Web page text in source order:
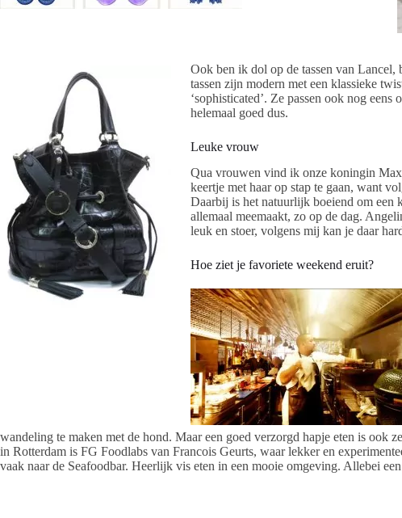
Ook ben ik dol op de tassen van
tassen zijn modern met een klassieke
‘sophisticated’. Ze passen ook nog
helemaal goed dus.
Leuke vrouw
Qua vrouwen vind ik onze koningin
keertje met haar op stap te gaan, want
Daarbij is het natuurlijk boeiend om een
allemaal meemaakt, zo op de dag.
leuk en stoer, volgens mij kan je daar
Hoe ziet je favoriete weekend eruit?
wandeling te maken met de hond. Maar een goed verzorgd hapje eten is ook
in Rotterdam is FG Foodlabs van Francois Geurts, waar lekker en
vaak naar de Seafoodbar. Heerlijk vis eten in een mooie omgeving. Allebei